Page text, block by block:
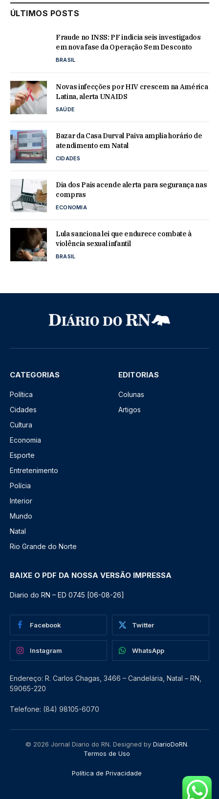
ÚLTIMOS POSTS
Fraude no INSS: PF indicia seis investigados
em nova fase da Operação Sem Desconto
BRASIL
Novas infecções por HIV crescem na América
Latina, alerta UNAIDS
SAÚDE
Bazar da Casa Durval Paiva amplia horário de
atendimento em Natal
CIDADES
Dia dos Pais acende alerta para segurança nas
compras
ECONOMIA
Lula sanciona lei que endurece combate à
violência sexual infantil
BRASIL
CATEGORIAS
Política
Cidades
Cultura
Economia
Esporte
Entretenimento
Polícia
Interior
Mundo
Natal
Rio Grande do Norte
EDITORIAS
Colunas
Artigos
BAIXE O PDF DA NOSSA VERSÃO IMPRESSA
Diario do RN – ED 0745 [06-08-26]
Facebook Twitter
Instagram WhatsApp
Endereço: R. Carlos Chagas, 3466 – Candelária, Natal – RN,
59065-220
Telefone: (84) 98105-6070
© 2026 Jornal Diario do RN. Designed by DiarioDoRN.
Termos de Uso
Política de Privacidade